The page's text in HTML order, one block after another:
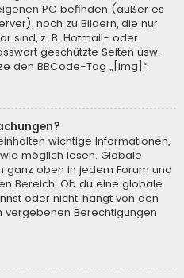
PC befinden (außer es
noch zu Bildern, die nur
sind, z. B. Hotmail- oder
geschützte Seiten usw.
den BBCode-Tag „[img]“.
wichtige Informationen,
möglich lesen. Globale
ganz oben in jedem Forum und
Bereich. Ob du eine globale
oder nicht, hängt von den
Berechtigungen